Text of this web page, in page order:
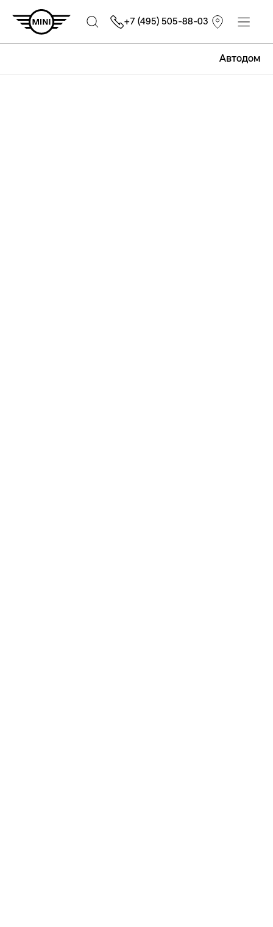
Автодом
+7 (495) 505-88-03